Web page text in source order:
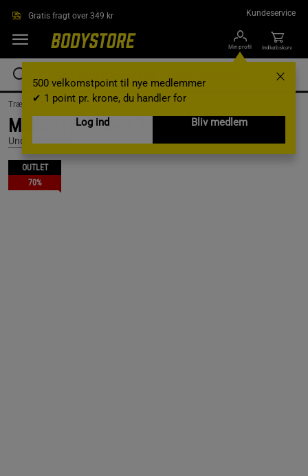
Gratis fragt over 349 kr Kundeservice
Min profil
500 velkomstpoint til nye medlemmer
✔ 1 point pr. krone, du handler for
Log ind
Bliv medlem
Indkøbskurv
Træningstøj /Træningstøj til kvinder / Træningstoppe
Motion High Neck Tank, Distant Gray, L
Under Armour
OUTLET
70%